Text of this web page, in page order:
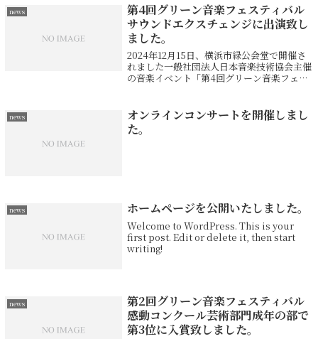
news
第4回グリーン音楽フェスティバル
サウンドエクスチェンジに出演致し
ました。
2024年12月15日、横浜市緑公会堂で開催さ
れました一般社団法人日本音楽技術協会主催
の音楽イベント「第4回グリーン音楽フェス
ルツ3曲、ポロネーズ第1番、マズル...
news
オンラインコンサートを開催しまし
た。
news ホームページを公開いたしました。
Welcome to WordPress. This is your
first post. Edit or delete it, then start
writing!
news
第2回グリーン音楽フェスティバル
感動コンクール芸術部門成年の部で
第3位に入賞致しました。